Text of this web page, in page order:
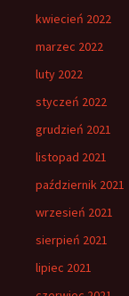
kwiecień 2022
marzec 2022
luty 2022
styczeń 2022
grudzień 2021
listopad 2021
październik 2021
wrzesień 2021
sierpień 2021
lipiec 2021